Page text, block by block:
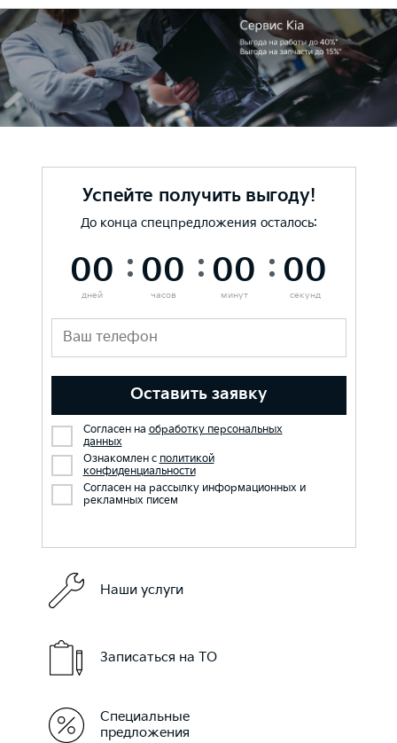
Успейте получить выгоду!
До конца спецпредложения осталось:
00
дней
00
часов
00
минут
00
секунд
Оставить заявку
Согласен на обработку персональных
данных
Ознакомлен с политикой
конфиденциальности
Согласен на рассылку информационных и
рекламных писем
Наши услуги
Записаться на ТО
Специальные
предложения